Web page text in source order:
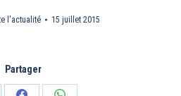
l'actualité 15 juillet 2015
Partager